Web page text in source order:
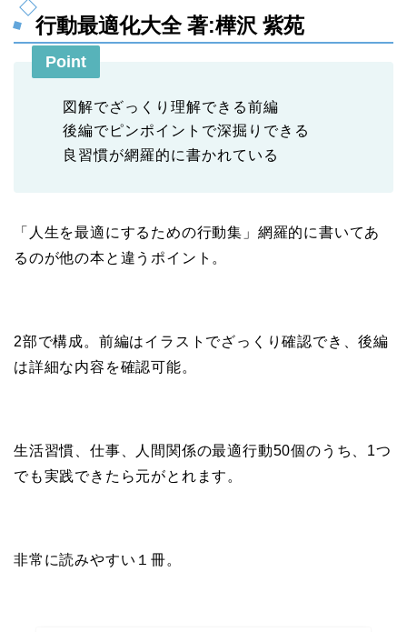
行動最適化大全 著:樺沢 紫苑
Point
図解でざっくり理解できる前編
後編でピンポイントで深掘りできる
良習慣が網羅的に書かれている
「人生を最適にするための行動集」網羅的に書いてあ
るのが他の本と違うポイント。
2部で構成。前編はイラストでざっくり確認でき、後編
は詳細な内容を確認可能。
生活習慣、仕事、人間関係の最適行動50個のうち、1つ
でも実践できたら元がとれます。
非常に読みやすい１冊。